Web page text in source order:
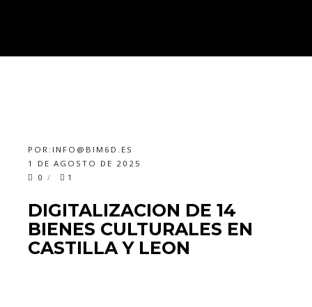
POR: INFO@BIM6D.ES
1 DE AGOSTO DE 2025
0
1
DIGITALIZACION DE 14
BIENES CULTURALES EN
CASTILLA Y LEON